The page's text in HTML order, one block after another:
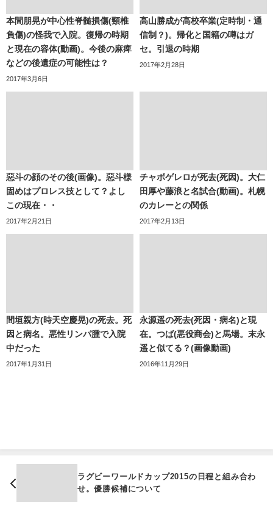
本間朋晃が中心性脊髄損傷(頸椎
負傷)の怪我で入院。復帰の時期
と現在の容体(動画)。今後の麻痺
などの後遺症の可能性は？
2017年3月6日
高山勝成が高校卒業(定時制・通
信制？)。帰化と国籍の噂はガ
セ。引退の時期
2017年2月28日
惡斗の顔のその後(画像)。惡斗様
固めはプロレス技として？よし
この現在・・
2017年2月21日
チャボゲレロが死去(死因)。大仁
田厚や藤浪と名試合(動画)。札幌
のカレーとの関係
2017年2月13日
間垣親方(時天空慶晃)の死去。死
因と病名。悪性リンパ腫で入院
中だった
2017年1月31日
永源遥の死去(死因・病名)と現
在。つば(悪役商会)と馬場。末永
遥と似てる？(画像動画)
2016年11月29日
ラグビーワールドカップ2015の日程と組み合わ
せ。優勝候補について